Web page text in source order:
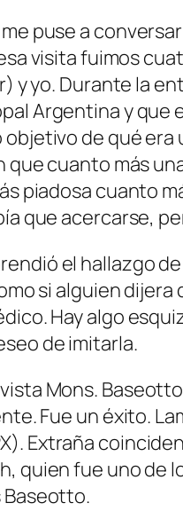
puse a
visita fuimos
y yo. Durante la
Argentina y que
de qué era
que cuanto más
piadosa cuanto
que acercarse,
el hallazgo
si alguien
Hay algo
de imitarla.
Mons.
Fue un éxito.
Extraña
quien fue uno de
Baseotto.